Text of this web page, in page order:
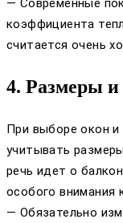
— Современные
коэффициента
считается очень
4. Размеры
При выборе окон
учитывать
речь идет о
особого внимания
— Обязательно